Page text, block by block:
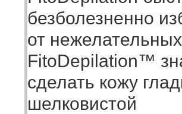
безболезненно
от
FitoDepilation™
сделать кожу
шелковистой